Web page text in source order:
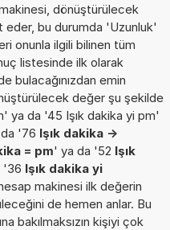
dönüştürülecek
bu durumda 'Uzunluk'
onunla ilgili bilinen tüm
listesinde ilk olarak
bulacağınızdan emin
değer şu şekilde
ya da '45 Işık dakika yi pm'
'76 Işık dakika ->
= pm' ya da '52 Işık
'36 Işık dakika yi
makinesi ilk değerin
de hemen anlar. Bu
bakılmaksızın kişiyi çok